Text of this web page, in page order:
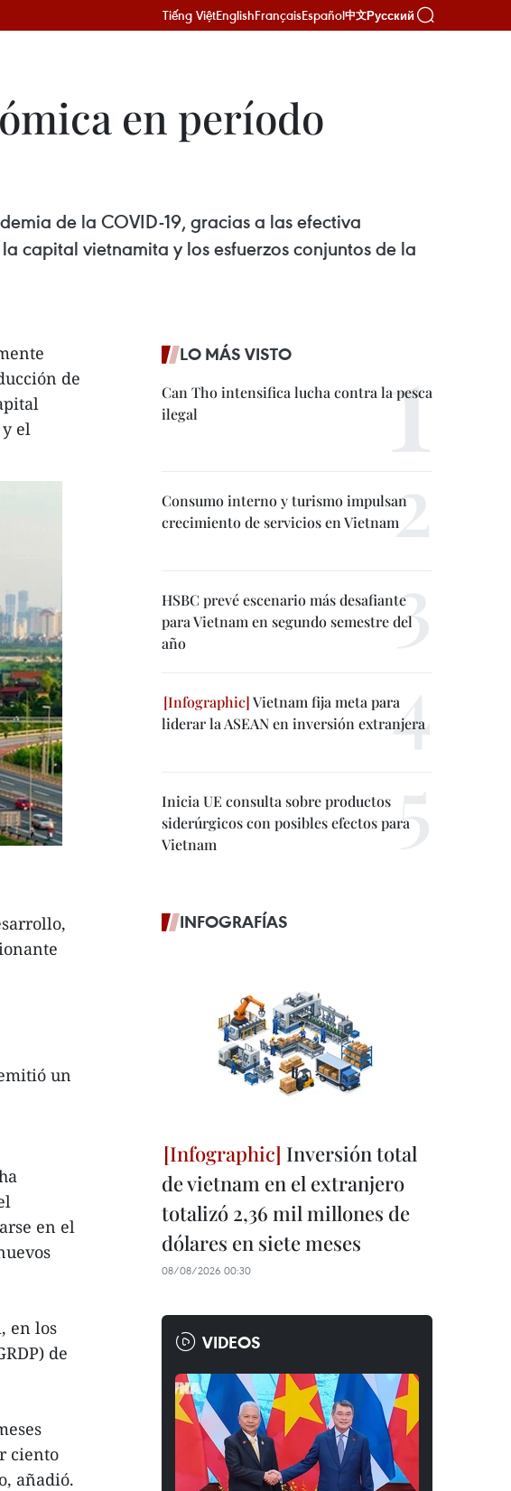
Tiếng ViệtEnglishFrançaisEspañol中文Русский
en período
de la COVID-19, gracias a las efectiva
capital vietnamita y los esfuerzos conjuntos de la
de
el
un
en el
en los
de
ciento
añadió.
LO MÁS VISTO
Can Tho intensifica lucha contra la pesca
ilegal
Consumo interno y turismo impulsan
crecimiento de servicios en Vietnam
HSBC prevé escenario más desafiante
para Vietnam en segundo semestre del
año
Vietnam fija meta para
liderar la ASEAN en inversión extranjera
Inicia UE consulta sobre productos
siderúrgicos con posibles efectos para
Vietnam
INFOGRAFÍAS
Inversión total
de vietnam en el extranjero
totalizó 2,36 mil millones de
dólares en siete meses
08/08/2026 00:30
VIDEOS